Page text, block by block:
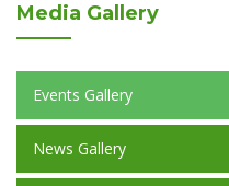
Media Gallery
Events Gallery
News Gallery